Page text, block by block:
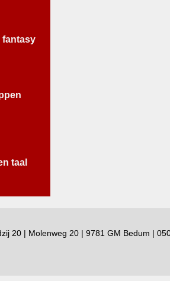
fantasy
taal
20 | Molenweg 20 | 9781 GM Bedum |